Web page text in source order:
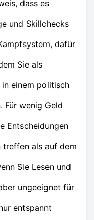
dass es
und Skillchecks
dafür
Sie als
einem politisch
Für wenig Geld
Entscheidungen
treffen als auf dem
Sie Lesen und
ungeeignet für
entspannt